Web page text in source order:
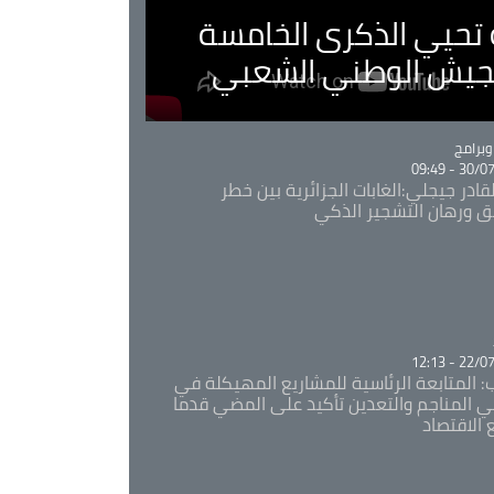
تحيي الذكرى الخامسة
الوطني الشعبي
30/07/
جيجلي:الغابات الجزائرية بين خطر
ورهان التشجير الذكي
22/07/
المتابعة الرئاسية للمشاريع المهيكلة في
المناجم والتعدين تأكيد على المضي قدما
الاقتصاد